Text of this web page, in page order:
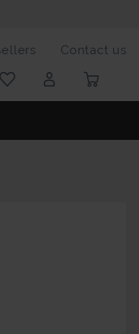
Contact us